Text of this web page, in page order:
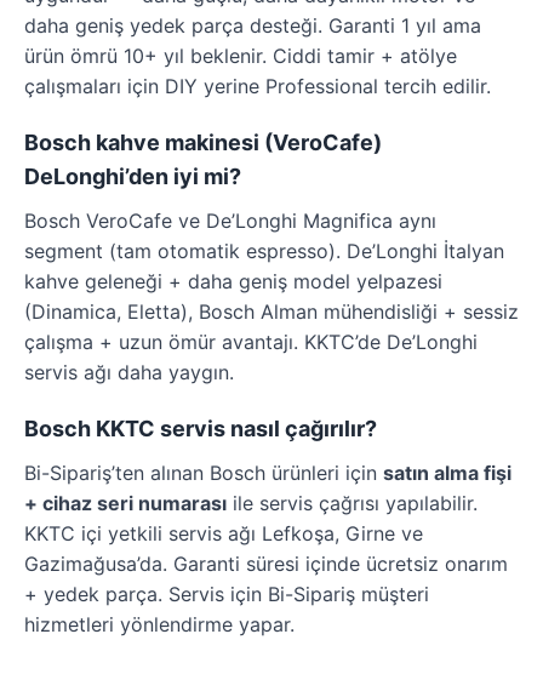
daha geniş yedek parça desteği. Garanti 1 yıl ama
ürün ömrü 10+ yıl beklenir. Ciddi tamir + atölye
çalışmaları için DIY yerine Professional tercih edilir.
Bosch kahve makinesi (VeroCafe)
DeLonghi’den iyi mi?
Bosch VeroCafe ve De’Longhi Magnifica aynı
segment (tam otomatik espresso). De’Longhi İtalyan
kahve geleneği + daha geniş model yelpazesi
(Dinamica, Eletta), Bosch Alman mühendisliği + sessiz
çalışma + uzun ömür avantajı. KKTC’de De’Longhi
servis ağı daha yaygın.
Bosch KKTC servis nasıl çağırılır?
Bi-Sipariş’ten alınan Bosch ürünleri için satın alma fişi
+ cihaz seri numarası ile servis çağrısı yapılabilir.
KKTC içi yetkili servis ağı Lefkoşa, Girne ve
Gazimağusa’da. Garanti süresi içinde ücretsiz onarım
+ yedek parça. Servis için Bi-Sipariş müşteri
hizmetleri yönlendirme yapar.